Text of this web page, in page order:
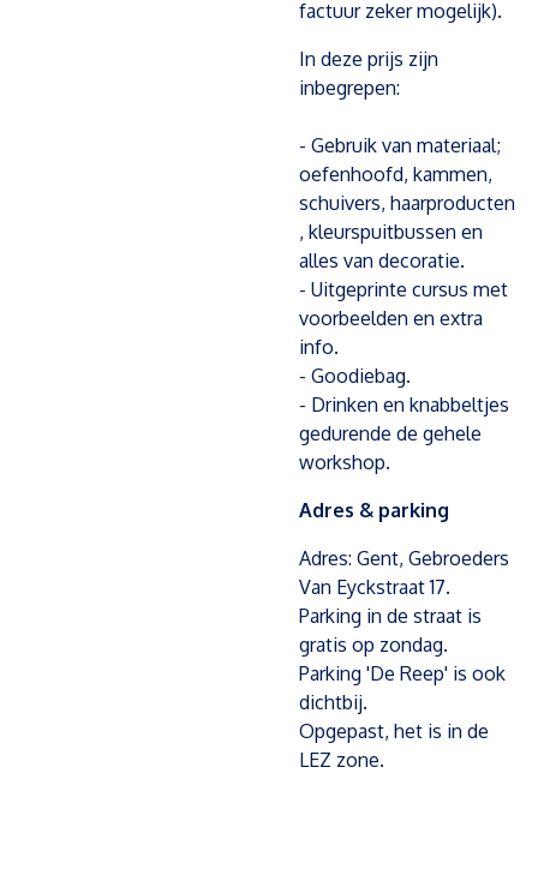
factuur zeker mogelijk).
In deze prijs zijn
inbegrepen:
- Gebruik van materiaal;
oefenhoofd, kammen,
schuivers, haarproducten
, kleurspuitbussen en
alles van decoratie.
- Uitgeprinte cursus met
voorbeelden en extra
info.
- Goodiebag.
- Drinken en knabbeltjes
gedurende de gehele
workshop.
Adres & parking
Adres: Gent, Gebroeders
Van Eyckstraat 17.
Parking in de straat is
gratis op zondag.
Parking 'De Reep' is ook
dichtbij.
Opgepast, het is in de
LEZ zone.